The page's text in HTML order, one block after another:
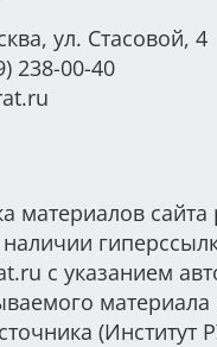
ул. Стасовой, 4
238-00-40
материалов сайта
с указанием
материала
(Институт